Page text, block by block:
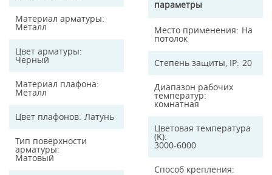
Материал арматуры
Металл
Цвет арматуры
Черный
Материал плафона
Металл
Цвет плафонов Латунь
Тип поверхности
арматуры
Матовый
параметры
Место применения На
потолок
Степень защиты, IP 20
Диапазон рабочих
температур
комнатная
Цветовая температура
(K)
3000-6000
Способ крепления